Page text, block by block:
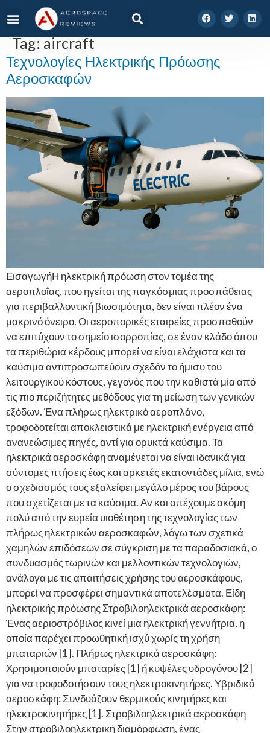
Tag:aircraft
Τεχνολογίες Ηλεκτρικής Πρόωσης
Αεροσκαφών
ΕισαγωγήΗ ηλεκτρική πρόωση στον τομέα της
αεροπλοΐας, που ηγείται της παγκόσμιας προσπάθειας
για περιβαλλοντική βιωσιμότητα, δεν είναι πλέον ένα
μακρινό όνειρο. Οι αεροπορικές εταιρείες προσπαθούν
να επιτύχουν το σημείο ισορροπίας, σε έναν κλάδο όπου
τα περιθώρια κέρδους μπορεί να είναι ελάχιστα και τα
καύσιμα αντιπροσωπεύουν σχεδόν το ήμισυ του
λειτουργικού κόστους, γεγονός που την καθιστά μία από
τις πιο περιζήτητες μεθόδους για τη μείωση των γενικών
εξόδων. Ένα πλήρως ηλεκτρικό αεροπλάνο,
τροφοδοτείται αποκλειστικά με ηλεκτρική ενέργεια από
ανανεώσιμες πηγές, αντί για ορυκτά καύσιμα. Τα
ηλεκτρικά αεροσκάφη αναμένεται να είναι ιδανικά για
σύντομες πτήσεις έως και αρκετές εκατοντάδες μίλια, ενώ
ο σχεδιασμός τους εξαλείφει μεγάλο μέρος του βάρους
που σχετίζεται με τα καύσιμα. Αν και απέχουμε ακόμη
πολύ από την ευρεία υιοθέτηση της τεχνολογίας των
πλήρως ηλεκτρικών αεροσκαφών, λόγω των σχετικά
χαμηλών επιδόσεων σε σύγκριση με τα παραδοσιακά, ο
συνδυασμός τωρινών και μελλοντικών τεχνολογιών,
ανάλογα με τις απαιτήσεις χρήσης του αεροσκάφους,
μπορεί να προσφέρει σημαντικά αποτελέσματα. Είδη
ηλεκτρικής πρόωσης Στροβιλοηλεκτρικά αεροσκάφη:
Ένας αεριοστρόβιλος κινεί μια ηλεκτρική γεννήτρια, η
οποία παρέχει προωθητική ισχύ χωρίς τη χρήση
μπαταριών [1]. Πλήρως ηλεκτρικά αεροσκάφη:
Χρησιμοποιούν μπαταρίες [1] ή κυψέλες υδρογόνου [2]
για να τροφοδοτήσουν τους ηλεκτροκινητήρες. Υβριδικά
αεροσκάφη: Συνδυάζουν θερμικούς κινητήρες και
ηλεκτροκινητήρες [1]. Στροβιλοηλεκτρικά αεροσκάφη
Στην στροβιλοηλεκτρική διαμόρφωση, ένας